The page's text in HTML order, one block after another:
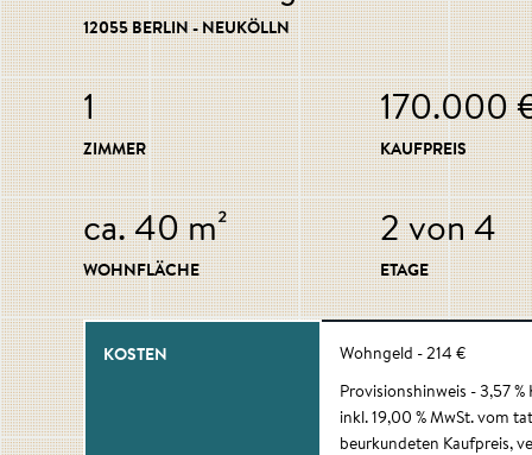
12055 BERLIN - NEUKÖLLN
1
ZIMMER
ca. 40 m²
WOHNFLÄCHE
170.000
KAUFPREIS
2 von 4
ETAGE
KOSTEN
Wohngeld - 214 €
Provisionshinweis - 3,57
inkl. 19,00 % MwSt. vom
beurkundeten Kaufpreis,